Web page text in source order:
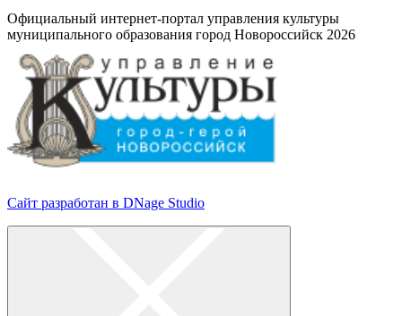
Официальный интернет-портал управления культуры
муниципального образования город Новороссийск 2026
Сайт разработан в DNage Studio